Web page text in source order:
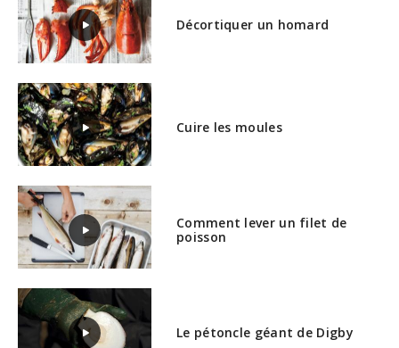
Décortiquer un homard
Cuire les moules
Comment lever un filet de
poisson
Le pétoncle géant de Digby